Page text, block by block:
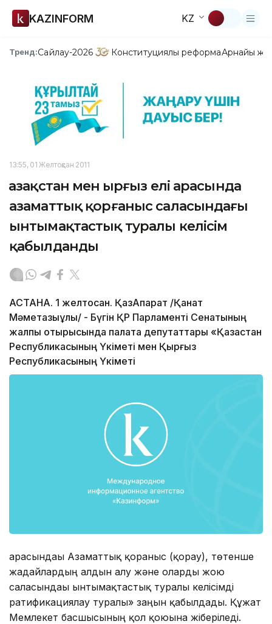
KAZINFORM KZ
Тренд:Сайлау-2026 Конституциялық реформаАрнайы
13:55, 01 Желтоқсан 2011
Қазақстан мен Қырғыз елі арасында
азаматтық қорғаныс саласындағы
ынтымақтастық туралы келісім
қабылданды
АСТАНА. 1 желтоқсан. ҚазАқпарат /Қанат
Мәметқазыұлы/ - Бүгін ҚР Парламенті Сенатының
жалпы отырысында палата депутаттары «Қазақстан
Республикасының Үкіметі мен Қырғыз
Республикасының Үкіметі
арасындағы Азаматтық қорғаныс (қорғау), төтенше
жағдайлардың алдын алу және оларды жою
саласындағы ынтымақтастық туралы келісімді
ратификациялау туралы» заңын қабылдады. Құжат
Мемлекет басшысының қол қоюына жіберіледі.